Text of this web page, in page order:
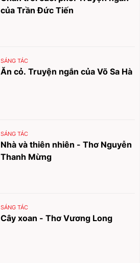
của Trần Đức Tiến
SÁNG TÁC
Ăn cỏ. Truyện ngắn của Võ Sa Hà
SÁNG TÁC
Nhà và thiên nhiên - Thơ Nguyễn
Thanh Mừng
SÁNG TÁC
Cây xoan - Thơ Vương Long